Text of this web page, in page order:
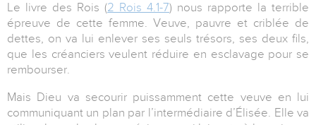
Le livre des Rois (2 Rois 4.1-7) nous rapporte la terrible
épreuve de cette femme. Veuve, pauvre et criblée de
dettes, on va lui enlever ses seuls trésors, ses deux fils,
que les créanciers veulent réduire en esclavage pour se
rembourser.
Mais Dieu va secourir puissamment cette veuve en lui
communiquant un plan par l’intermédiaire d’Élisée. Elle va